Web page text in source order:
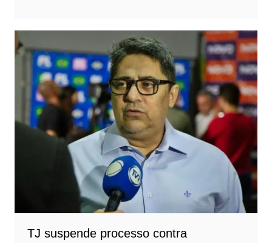
TJ suspende processo contra